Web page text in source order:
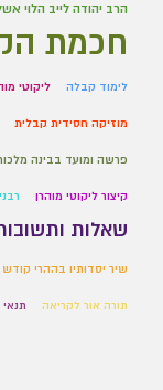
הרב יהודה לייב הלוי
חכמת
לימוד קבלה ליקוטי
מוזיקה חסידית קבלית
פרשה ומועד בבינה
קיצור ליקוטי מוהרן
שאלות
שיר יסדותיו בההרי קודש
תורה אור לקריאה